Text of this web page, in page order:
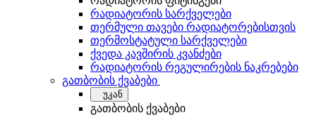
რადიატორის სარქველები
თერმული თავები რადიატორებისთვის
თერმოსტატული სარქველები
ქვედა კავშირის კვანძები
რადიატორის რეგულირების ნაკრებები
გათბობის ქვაბები
უკან
გათბობის ქვაბები